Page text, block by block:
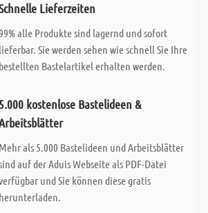
Lieferzeiten
99% alle Produkte sind lagernd und sofort
lieferbar. Sie werden sehen wie schnell Sie Ihre
bestellten Bastelartikel erhalten werden.
5.000 kostenlose Bastelideen &
Mehr als 5.000 Bastelideen und Arbeitsblätter
auf der Aduis Webseite als PDF-Datei
und Sie können diese gratis
herunterladen.